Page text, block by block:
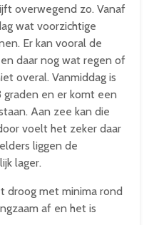
overwegend zo. Vanaf
wat voorzichtige
Er kan vooral de
daar nog wat regen of
overal. Vanmiddag is
graden en er komt een
Aan zee kan die
voelt het zeker daar
liggen de
lager.
droog met minima rond
af en het is